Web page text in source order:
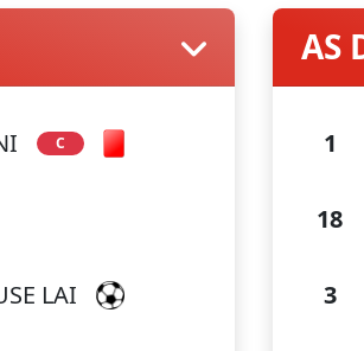
C
LAI
AS
1
18
3